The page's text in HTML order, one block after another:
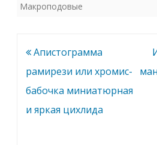
Макроподовые
Навигация
по
записям
Апистограмма
рамирези или хромис-
бабочка миниатюрная
и яркая цихлида